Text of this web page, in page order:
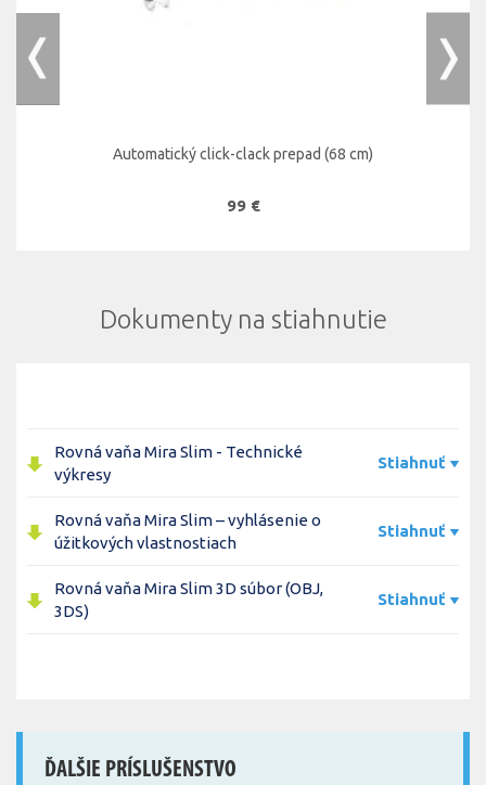
Automatický click-clack prepad (68 cm)
99 €
Dokumenty na stiahnutie
Rovná vaňa Mira Slim - Technické
výkresy
Stiahnuť
Rovná vaňa Mira Slim – vyhlásenie o
úžitkových vlastnostiach
Stiahnuť
Rovná vaňa Mira Slim 3D súbor (OBJ,
3DS)
Stiahnuť
ĎALŠIE PRÍSLUŠENSTVO